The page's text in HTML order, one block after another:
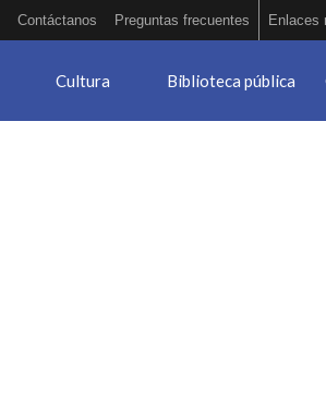
Contáctanos Preguntas frecuentes Enlaces
Cultura Biblioteca pública